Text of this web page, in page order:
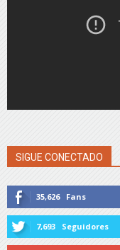
SIGUE CONECTADO
35,626 Fans
7,693 Seguidores